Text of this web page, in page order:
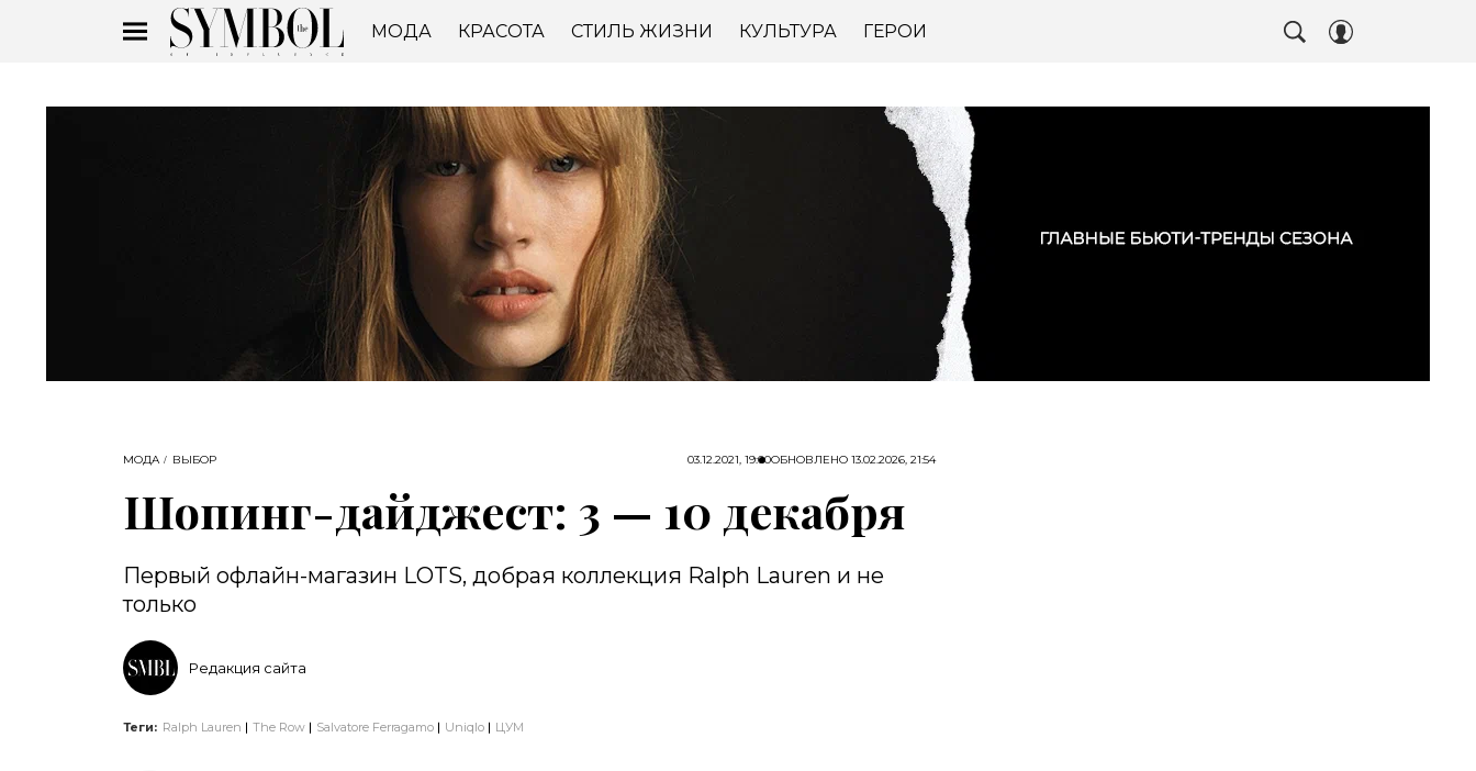
МОДА КРАСОТА СТИЛЬ ЖИЗНИ КУЛЬТУРА ГЕРОИ
МОДА ВЫБОР 03.12.2021, 19:00ОБНОВЛЕНО 13.02.2026, 21:54
Шопинг-дайджест: 3 — 10 декабря
Первый офлайн-магазин LOTS, добрая коллекция Ralph Lauren и не
только
Редакция сайта
Теги: Ralph Lauren The Row Salvatore Ferragamo Uniqlo ЦУМ